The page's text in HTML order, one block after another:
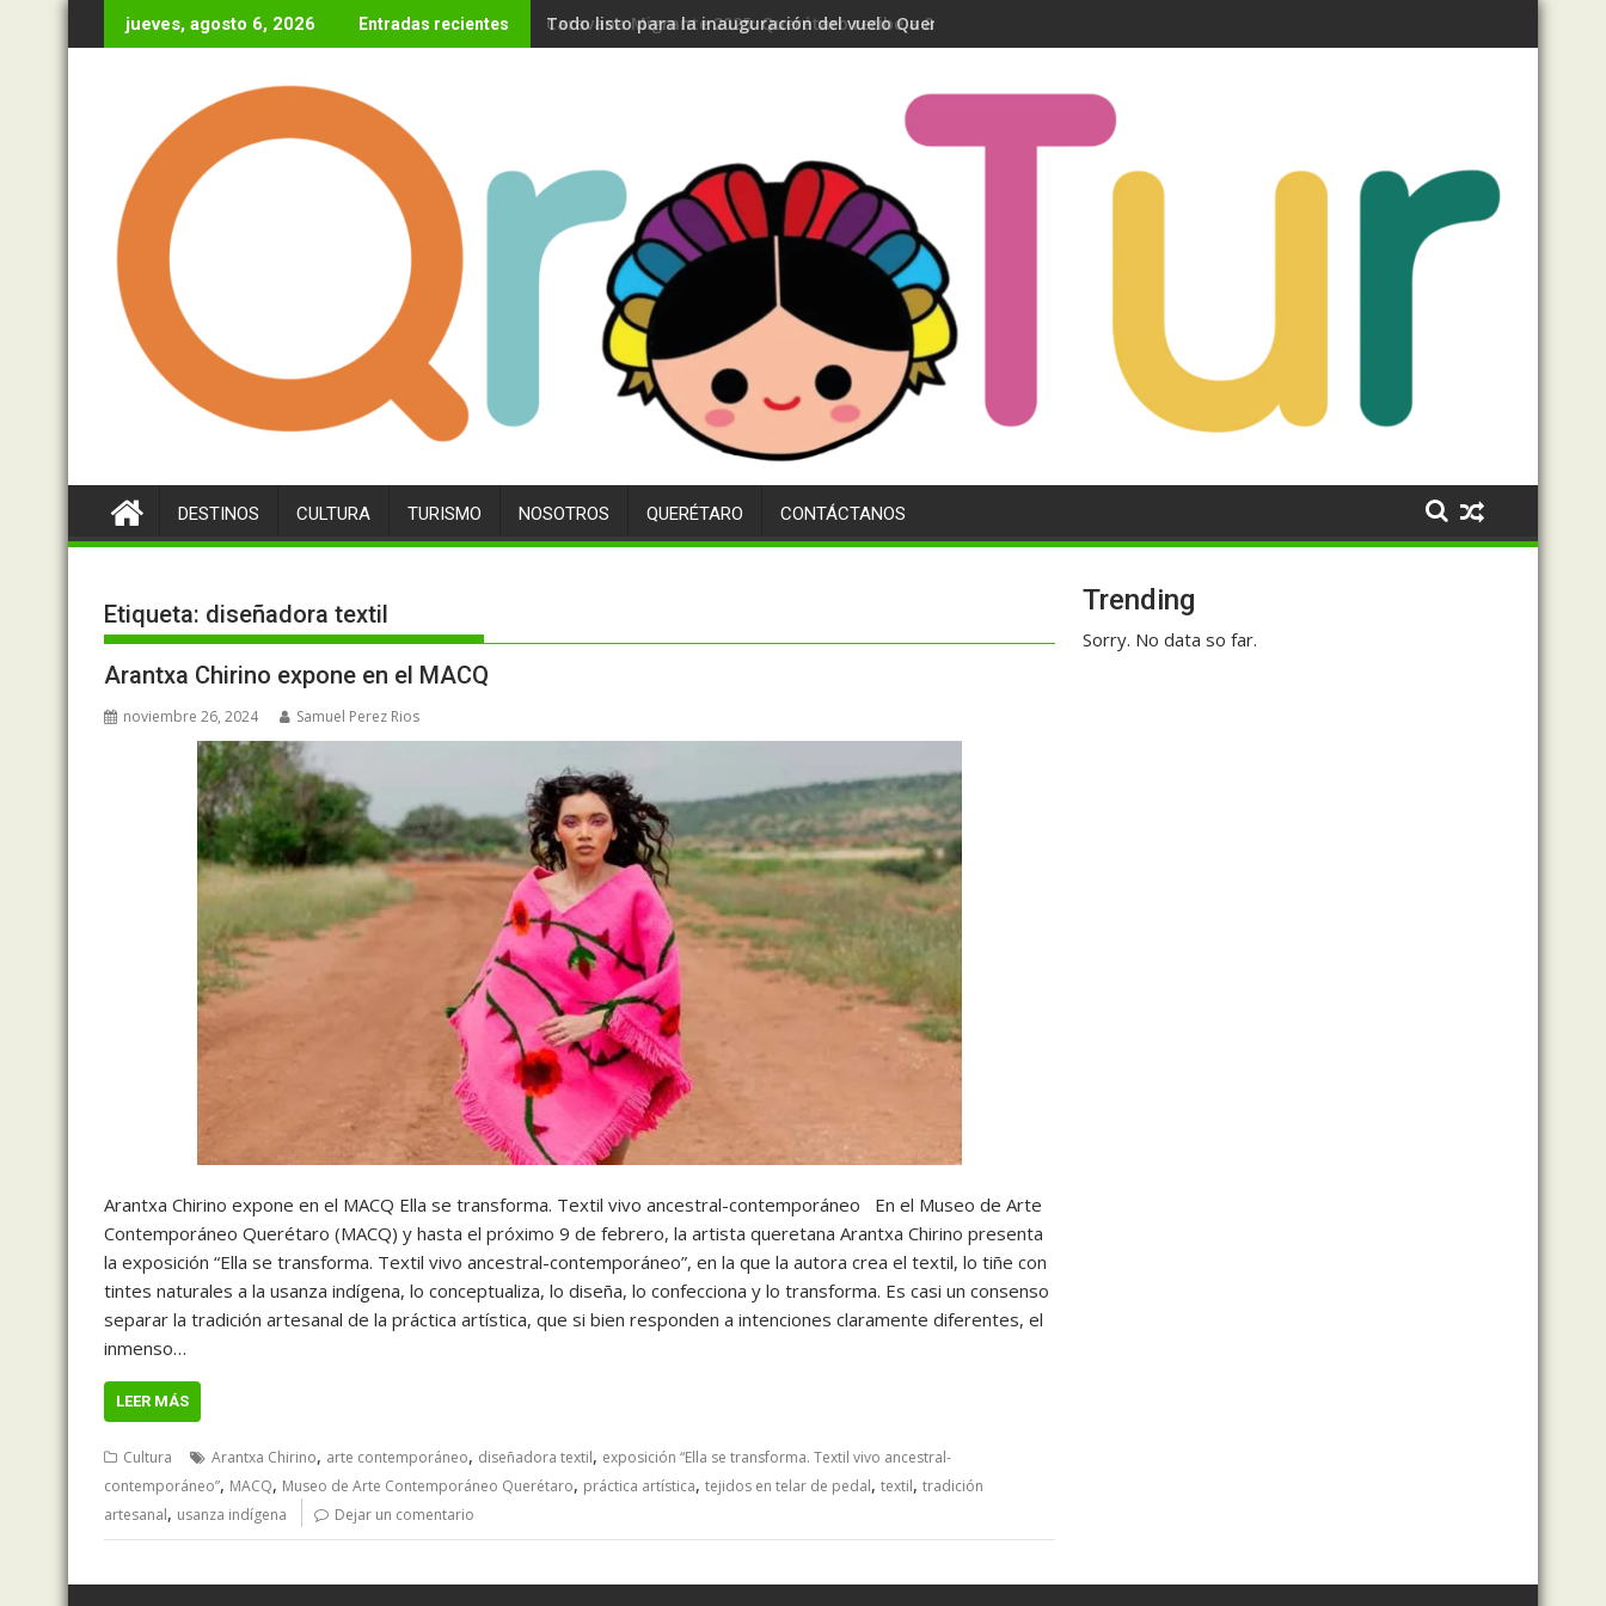
al
jueves, agosto 6, 2026 Entradas recientes Todo listo para la inauguración del vuelo Querétaro- Madrid
DESTINOS CULTURA TURISMO NOSOTROS QUERÉTARO CONTÁCTANOS
Etiqueta: diseñadora textil
Arantxa Chirino expone en el MACQ
noviembre 26, 2024 Samuel Perez Rios
Arantxa Chirino expone en el MACQ Ella se transforma. Textil vivo ancestral-contemporáneo En el Museo de Arte
Contemporáneo Querétaro (MACQ) y hasta el próximo 9 de febrero, la artista queretana Arantxa Chirino presenta
la exposición “Ella se transforma. Textil vivo ancestral-contemporáneo”, en la que la autora crea el textil, lo tiñe con
tintes naturales a la usanza indígena, lo conceptualiza, lo diseña, lo confecciona y lo transforma. Es casi un consenso
separar la tradición artesanal de la práctica artística, que si bien responden a intenciones claramente diferentes, el
inmenso…
LEER MÁS
Cultura Arantxa Chirino, arte contemporáneo, diseñadora textil, exposición “Ella se transforma. Textil vivo ancestral-
contemporáneo”, MACQ, Museo de Arte Contemporáneo Querétaro, práctica artística, tejidos en telar de pedal, textil, tradición
artesanal, usanza indígena Dejar un comentario
Trending
Sorry. No data so far.